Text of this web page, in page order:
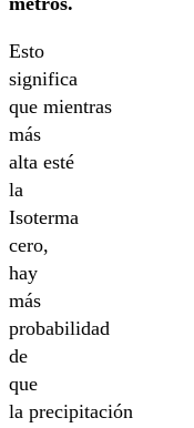
Esto
significa
que mientras
más
alta esté
la
Isoterma
cero,
hay
más
probabilidad
de
que
la precipitación